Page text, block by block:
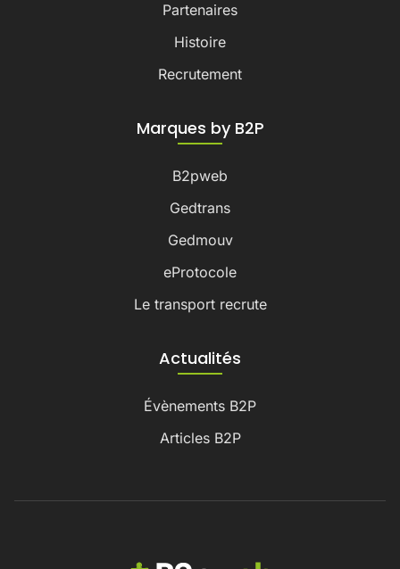
Partenaires
Histoire
Recrutement
Marques by B2P
B2pweb
Gedtrans
Gedmouv
eProtocole
Le transport recrute
Actualités
Évènements B2P
Articles B2P